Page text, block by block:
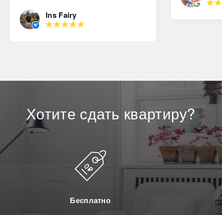
Ins Fairy
Хотите сдать квартиру?
Бесплатно